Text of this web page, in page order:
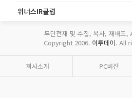
위너스IR클럽
무단전재 및 수집, 복사, 재배포,
Copyright 2006. 이투데이. All
회사소개 PC버전